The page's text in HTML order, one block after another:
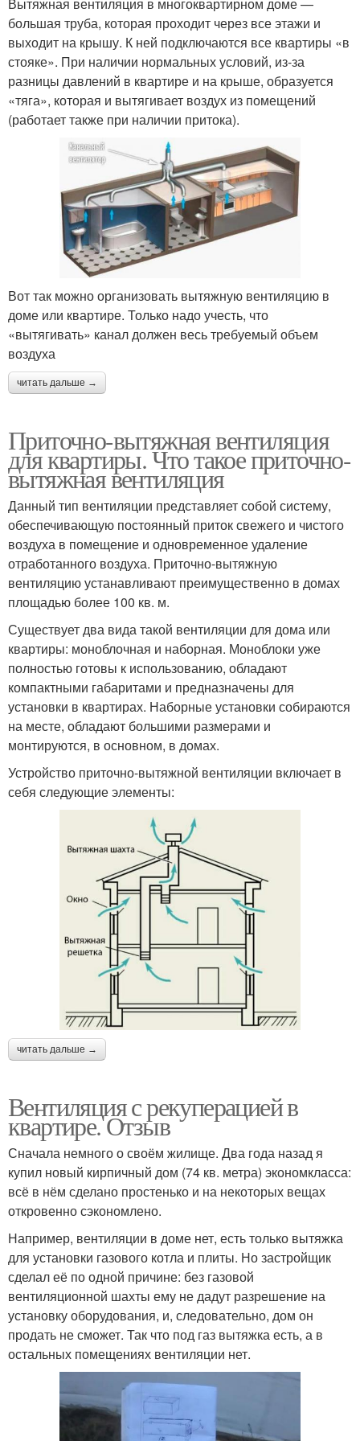
Вентиляция в квартиру
Вентиляция в типовой
квартире
Вентиляция с
подогревом
подогревом
большая труба, которая проходит через все этажи и
выходит на крышу. К ней подключаются все квартиры «в
стояке». При наличии нормальных условий, из-за
разницы давлений в квартире и на крыше, образуется
«тяга», которая и вытягивает воздух из помещений
(работает также при наличии притока).
Вот так можно организовать вытяжную вентиляцию в
доме или квартире. Только надо учесть, что
«вытягивать» канал должен весь требуемый объем
воздуха
читать дальше →
Приточно-вытяжная вентиляция
для квартиры. Что такое приточно-
вытяжная вентиляция
Данный тип вентиляции представляет собой систему,
обеспечивающую постоянный приток свежего и чистого
воздуха в помещение и одновременное удаление
отработанного воздуха. Приточно-вытяжную
вентиляцию устанавливают преимущественно в домах
площадью более 100 кв. м.
Существует два вида такой вентиляции для дома или
квартиры: моноблочная и наборная. Моноблоки уже
полностью готовы к использованию, обладают
компактными габаритами и предназначены для
установки в квартирах. Наборные установки собираются
на месте, обладают большими размерами и
монтируются, в основном, в домах.
Устройство приточно-вытяжной вентиляции включает в
себя следующие элементы:
читать дальше →
Вентиляция с рекуперацией в
квартире. Отзыв
Сначала немного о своём жилище. Два года назад я
купил новый кирпичный дом (74 кв. метра) экономкласса:
всё в нём сделано простенько и на некоторых вещах
откровенно сэкономлено.
Например, вентиляции в доме нет, есть только вытяжка
для установки газового котла и плиты. Но застройщик
сделал её по одной причине: без газовой
вентиляционной шахты ему не дадут разрешение на
установку оборудования, и, следовательно, дом он
продать не сможет. Так что под газ вытяжка есть, а в
остальных помещениях вентиляции нет.